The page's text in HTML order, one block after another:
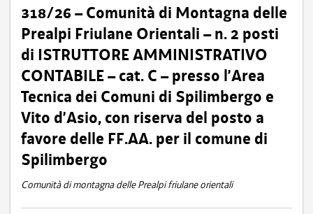
318/26 – Comunità di Montagna delle
Prealpi Friulane Orientali – n. 2 posti
di ISTRUTTORE AMMINISTRATIVO
CONTABILE – cat. C – presso l’Area
Tecnica dei Comuni di Spilimbergo e
Vito d’Asio, con riserva del posto a
favore delle FF.AA. per il comune di
Spilimbergo
Comunità di montagna delle Prealpi friulane orientali